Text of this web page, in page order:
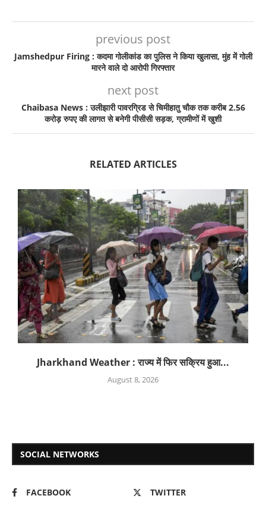
previous post
Jamshedpur Firing : कदमा गोलीकांड का पुलिस ने किया खुलासा, मुंह में गोली
मारने वाले दो आरोपी गिरफ्तार
next post
Chaibasa News : उलीझारी पावरग्रिड से चिमीहातु चौक तक करीब 2.56
करोड़ रुपए की लागत से बनेगी पीसीसी सड़क, ग्रामीणों में खुशी
RELATED ARTICLES
Jharkhand Weather : राज्य में फिर सक्रिय हुआ...
August 8, 2026
SOCIAL NETWORKS
FACEBOOK
TWITTER